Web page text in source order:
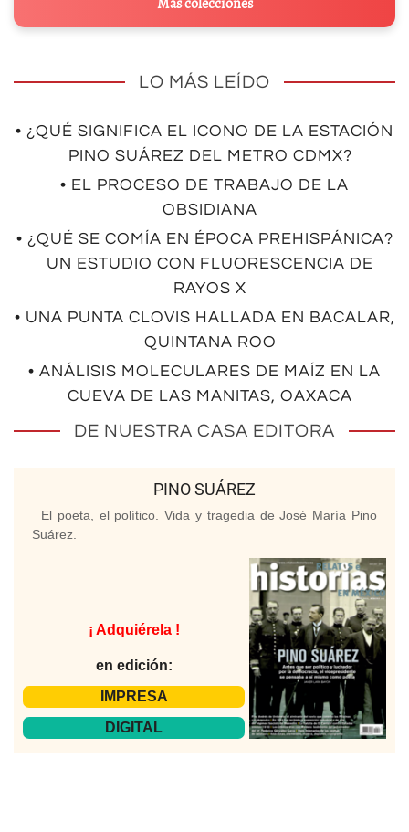
LO MÁS LEÍDO
• ¿QUÉ SIGNIFICA EL ICONO DE LA ESTACIÓN
PINO SUÁREZ DEL METRO CDMX?
• EL PROCESO DE TRABAJO DE LA
OBSIDIANA
• ¿QUÉ SE COMÍA EN ÉPOCA PREHISPÁNICA?
UN ESTUDIO CON FLUORESCENCIA DE
RAYOS X
• UNA PUNTA CLOVIS HALLADA EN BACALAR,
QUINTANA ROO
• ANÁLISIS MOLECULARES DE MAÍZ EN LA
CUEVA DE LAS MANITAS, OAXACA
DE NUESTRA CASA EDITORA
PINO SUÁREZ
El poeta, el político. Vida y tragedia de José María Pino
Suárez.
¡ Adquiérela !
en edición:
IMPRESA
DIGITAL